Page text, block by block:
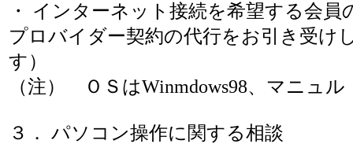
・ インターネット接続を希望する会
プロバイダー契約の代行をお引き受け
す）
（注） ＯＳはWinmdows98、マニュ
３． パソコン操作に関する相談